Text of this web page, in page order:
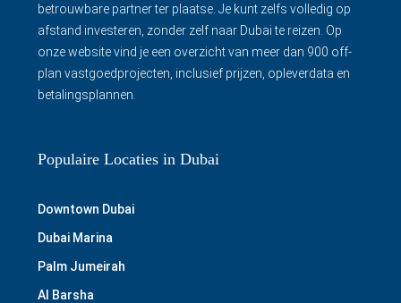
betrouwbare partner ter plaatse. Je kunt zelfs volledig op
afstand investeren, zonder zelf naar Dubai te reizen. Op
onze website vind je een overzicht van meer dan 900 off-
plan vastgoedprojecten, inclusief prijzen, opleverdata en
betalingsplannen.
Populaire Locaties in Dubai
Downtown Dubai
Dubai Marina
Palm Jumeirah
Al Barsha